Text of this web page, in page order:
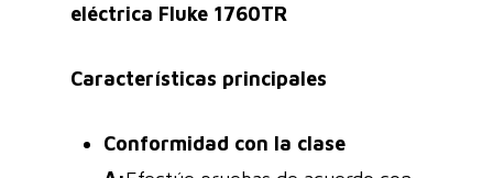
eléctrica Fluke 1760TR
Características principales
Conformidad con la clase